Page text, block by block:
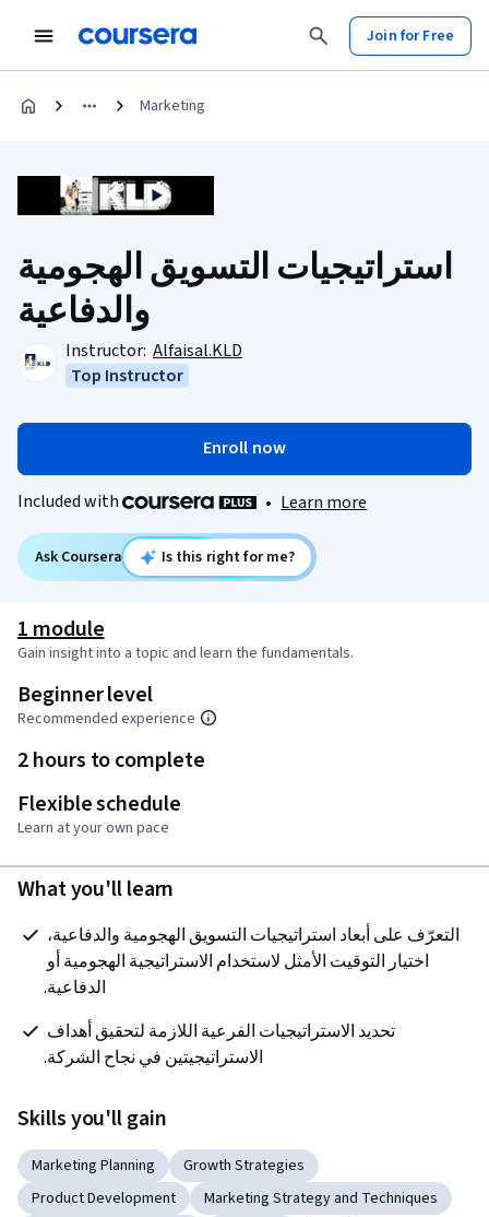
Join for Free
Marketing
استراتيجيات التسويق الهجومية
والدفاعية
Instructor: Alfaisal.KLD
Top Instructor
Enroll now
Included with • Learn more
Ask Coursera Is this right for me?
1 module
Gain insight into a topic and learn the fundamentals.
Beginner level
Recommended experience
2 hours to complete
Flexible schedule
Learn at your own pace
What you'll learn
الدفاعية.
الاستراتيجيتين في نجاح الشركة.
Skills you'll gain
Marketing Planning
Growth Strategies
Product Development
Marketing Strategy and Techniques